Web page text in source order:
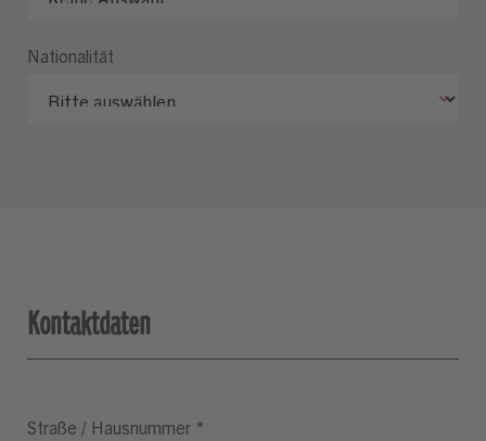
Nationalität
Kontaktdaten
Straße / Hausnummer *